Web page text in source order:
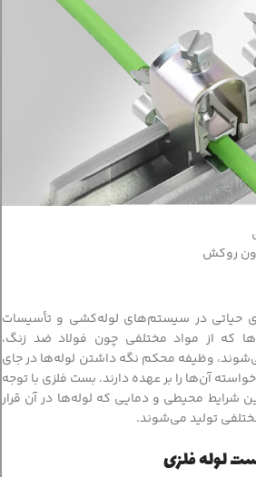
روکش
حیاتی در سیستم‌های لوله‌کشی و تأسیسات
که از مواد مختلفی چون فولاد ضد زنگ،
وظیفه محکم نگه داشتن لوله‌ها در جای
آن‌ها را بر عهده دارند. بست‌ فلزی با توجه
شرایط محیطی و دمایی که لوله‌ها در آن قرار
مختلفی تولید می‌شوند.
لوله فلزی